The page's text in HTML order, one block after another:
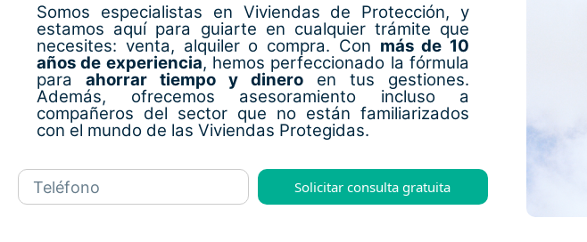
Somos especialistas en Viviendas de Protección, y
estamos aquí para guiarte en cualquier trámite que
necesites: venta, alquiler o compra. Con más de 10
años de experiencia, hemos perfeccionado la fórmula
paraahorrar tiempo y dinero en tus gestiones.
Además, ofrecemos asesoramiento incluso a
compañeros del sector que no están familiarizados
con el mundo de las Viviendas Protegidas.
Solicitar consulta gratuita